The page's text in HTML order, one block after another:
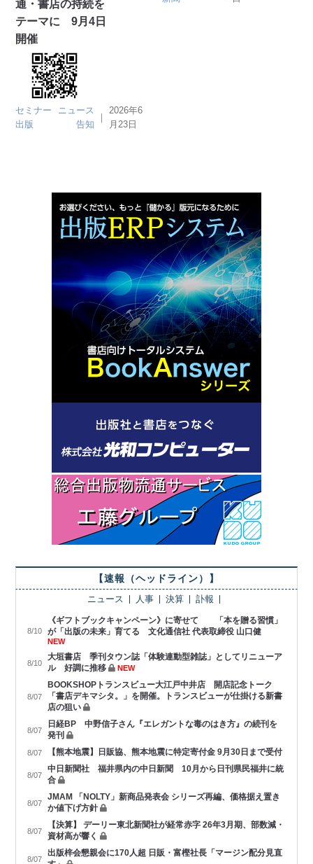
通・書店の持続を
テーマに 9月4日
開催
セミナー
ニュース
出版
告知
｜
2026年6
月23日
【速報（ヘッドライン）】
ニュース 人事 決算 訃報
8/10
《ギフトブックキャンペーン》に寄せて 「本を贈る習慣」
が「出版の未来」育てる 文化通信社 代表取締役 山口健
NEW
8/10
大垣書店 季刊タウン誌「体験連動型雑誌」としてリニューア
ル 好調に推移
NEW
8/07
BOOKSHOPトランスビュー大江戸中井店 開店記念トーク
「書店デキマシタ。」を開催。トランスビューが仕掛ける新書
店の狙い
8/07
日経BP 中野信子さん『エレガントな毒のはき方』の続刊を
発刊
8/07 【熊本地震】日販協、熊本地震に特定寄付金 9月30日まで受付
8/07
中日新聞社 福井県内の中日新聞 10月から日刊県民福井に統
合
8/07
JMAM 「NOLTY」新商品発表会 シリーズ再編、価格据え置き
か値下げ方針
8/07
【決算】 デーリー東北新聞社が経常赤字 26年3月期、部数減・
資材高が響く
8/07
出版梓会懇親会に170人超 日販・富樫社長「マージン配分見直